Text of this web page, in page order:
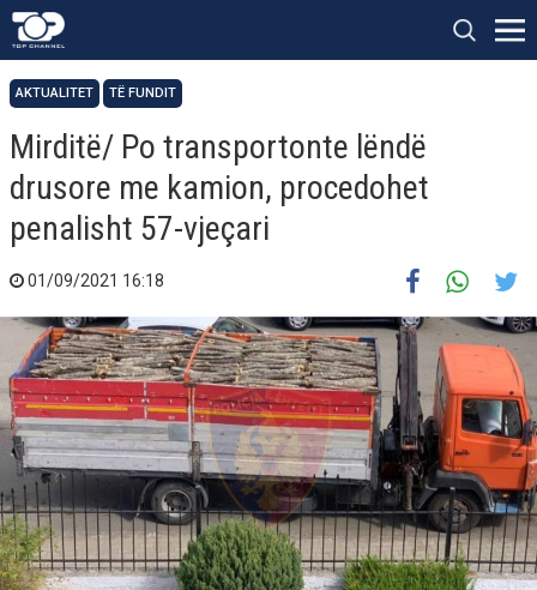
AKTUALITET TË FUNDIT
Mirditë/ Po transportonte lëndë
drusore me kamion, procedohet
penalisht 57-vjeçari
01/09/2021 16:18